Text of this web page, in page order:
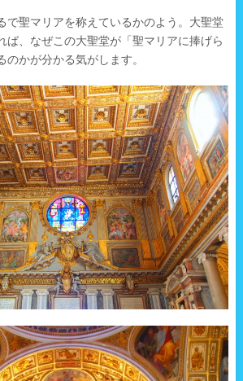
で聖マリアを称えているかのよう。大聖堂
ば、なぜこの大聖堂が「聖マリアに捧げら
のかが分かる気がします。